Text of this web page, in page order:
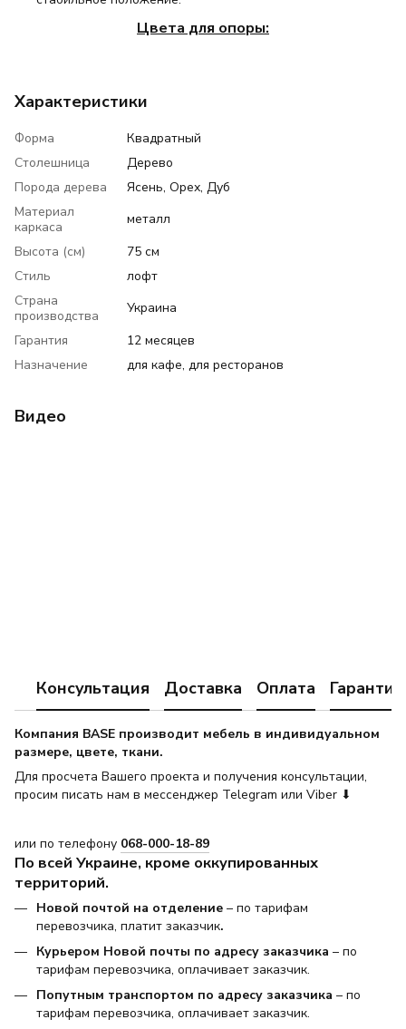
Цвета для опоры:
Характеристики
Форма
Квадратный
Столешница
Дерево
Порода дерева
Ясень, Орех, Дуб
Материал
каркаса
металл
Высота (см)
75 см
Стиль
лофт
Страна
производства
Украина
Гарантия
12 месяцев
Назначение
для кафе, для ресторанов
Видео
Консультация Доставка Оплата Гарантия
Компания BASE производит мебель в индивидуальном
размере, цвете, ткани.
Для просчета Вашего проекта и получения консультации,
просим писать нам в мессенджер Telegram или Viber ⬇
или по телефону 068-000-18-89
По всей Украине, кроме оккупированных
территорий.
Новой почтой на отделение – по тарифам
перевозчика, платит заказчик.
Курьером Новой почты по адресу заказчика – по
тарифам перевозчика, оплачивает заказчик.
Попутным транспортом по адресу заказчика – по
тарифам перевозчика, оплачивает заказчик.